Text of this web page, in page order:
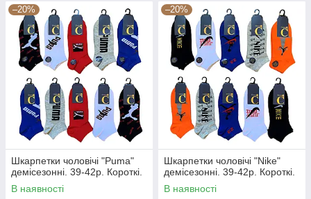
–20%
Шкарпетки чоловічі "Puma"
демісезонні. 39-42р. Короткі.
В наявності
–20%
Шкарпетки чоловічі "Nike"
демісезонні. 39-42р. Короткі.
В наявності